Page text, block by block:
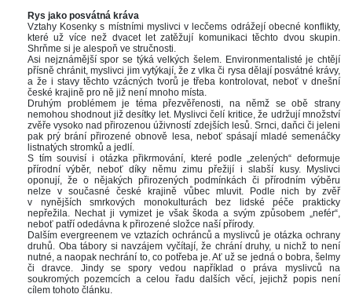
Rys jako posvátná kráva
Vztahy Kosenky s místními myslivci v lecčems odrážejí obecné konflikty,
které už více než dvacet let zatěžují komunikaci těchto dvou skupin.
Shrňme si je alespoň ve stručnosti.
Asi nejznámější spor se týká velkých šelem. Environmentalisté je chtějí
přísně chránit, myslivci jim vytýkají, že z vlka či rysa dělají posvátné krávy,
a že i stavy těchto vzácných tvorů je třeba kontrolovat, neboť v dnešní
české krajině pro ně již není mnoho místa.
Druhým problémem je téma přezvěřenosti, na němž se obě strany
nemohou shodnout již desítky let. Myslivci čelí kritice, že udržují množství
zvěře vysoko nad přirozenou úživností zdejších lesů. Srnci, daňci či jeleni
pak prý brání přirozené obnově lesa, neboť spásají mladé semenáčky
listnatých stromků a jedlí.
S tím souvisí i otázka přikrmování, které podle „zelených“ deformuje
přírodní výběr, neboť díky němu zimu přežijí i slabší kusy. Myslivci
oponují, že o nějakých přirozených podmínkách či přírodním výběru
nelze v současné české krajině vůbec mluvit. Podle nich by zvěř
v nynějších smrkových monokulturách bez lidské péče prakticky
nepřežila. Nechat ji vymizet je však škoda a svým způsobem „nefér“,
neboť patří odedávna k přirozené složce naší přírody.
Dalším evergreenem ve vztazích ochránců a myslivců je otázka ochrany
druhů. Oba tábory si navzájem vyčítají, že chrání druhy, u nichž to není
nutné, a naopak nechrání to, co potřeba je. Ať už se jedná o bobra, šelmy
či dravce. Jindy se spory vedou například o práva myslivců na
oukromých pozemcích a celou řadu dalších věcí, jejichž popis není
cílem tohoto článku.